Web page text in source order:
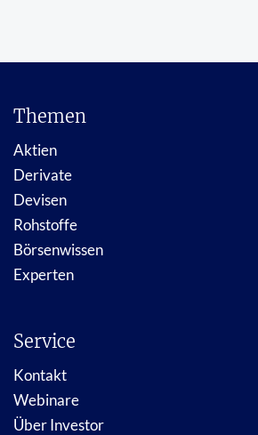
Themen
Aktien
Derivate
Devisen
Rohstoffe
Börsenwissen
Experten
Service
Kontakt
Webinare
Über Investor